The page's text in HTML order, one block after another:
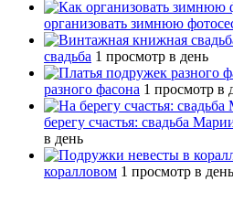
организовать зимнюю
свадьба 1 просмотр в день
разного фасона 1 просмотр в
берегу счастья: свадьба
в день
коралловом 1 просмотр в день